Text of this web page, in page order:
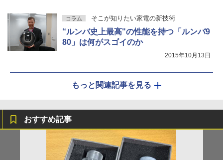
コラム そこが知りたい家電の新技術
“ルンバ史上最高"の性能を持つ「ルンバ9
80」は何がスゴイのか
2015年10月13日
もっと関連記事を見る
おすすめ記事